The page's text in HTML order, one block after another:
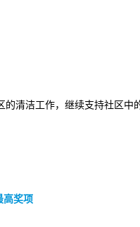
清洁工作，继续支持社区中
高奖项